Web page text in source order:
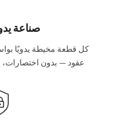
صناعة
كل قطعة مخيطة يدويًا
عقود — بدون اختصارات،